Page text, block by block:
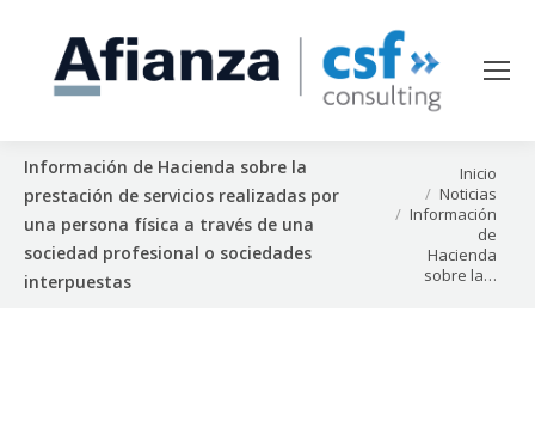
Información de Hacienda sobre la
prestación de servicios realizadas por
una persona física a través de una
sociedad profesional o sociedades
interpuestas
Inicio
Noticias
Información
de
Hacienda
sobre la…